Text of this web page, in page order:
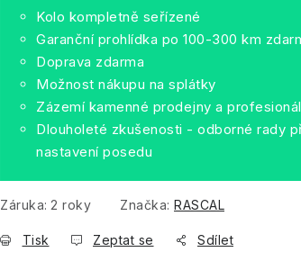
Kolo kompletně seřízené
Garanční prohlídka po 100-300 km
Doprava zdarma
Možnost nákupu na splátky
Zázemí kamenné prodejny a
Dlouholeté zkušenosti - odborné rady
nastavení posedu
Záruka: 2 roky Značka: RASCAL
Tisk Zeptat se Sdílet